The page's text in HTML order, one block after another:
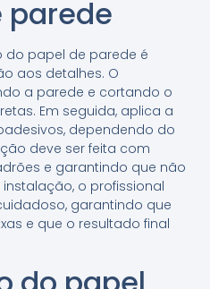
parede
do papel de parede é
aos detalhes. O
a parede e cortando o
Em seguida, aplica a
dependendo do
deve ser feita com
e garantindo que não
o profissional
garantindo que
e que o resultado final